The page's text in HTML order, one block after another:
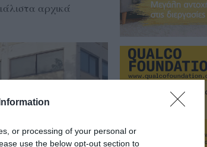
or processing of your personal or
use the below opt-out section to
αρχικά